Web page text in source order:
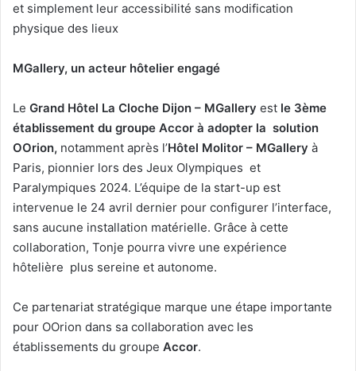
et simplement leur accessibilité sans modification
physique des lieux
MGallery, un acteur hôtelier engagé
Le Grand Hôtel La Cloche Dijon – MGallery est le 3ème
établissement du groupe Accor à adopter la solution
OOrion, notamment après l’Hôtel Molitor – MGallery à
Paris, pionnier lors des Jeux Olympiques et
Paralympiques 2024. L’équipe de la start-up est
intervenue le 24 avril dernier pour configurer l’interface,
sans aucune installation matérielle. Grâce à cette
collaboration, Tonje pourra vivre une expérience
hôtelière plus sereine et autonome.
Ce partenariat stratégique marque une étape importante
pour OOrion dans sa collaboration avec les
établissements du groupe Accor.